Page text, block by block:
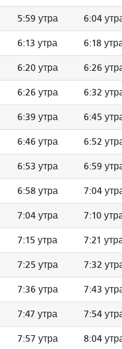
5:59 утра 6:04
6:13 утра 6:18
6:20 утра 6:26
6:26 утра 6:32
6:39 утра 6:45
6:46 утра 6:52
6:53 утра 6:59
6:58 утра 7:04
7:04 утра 7:10
7:15 утра 7:21
7:25 утра 7:32
7:36 утра 7:43
7:47 утра 7:54
7:57 утра 8:04